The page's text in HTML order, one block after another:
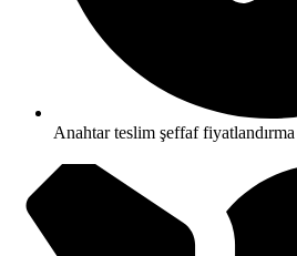
Anahtar teslim şeffaf fiyatlandırma